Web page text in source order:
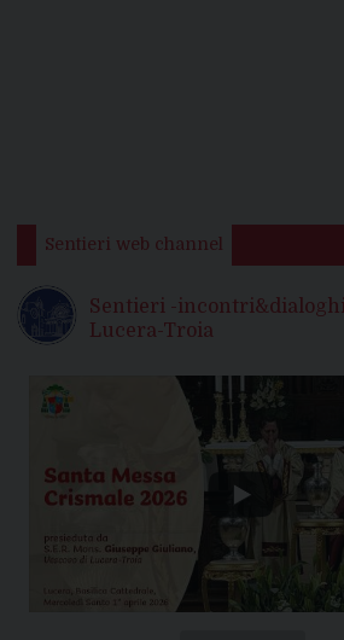
Sentieri web channel
Sentieri -
Lucera-Troia